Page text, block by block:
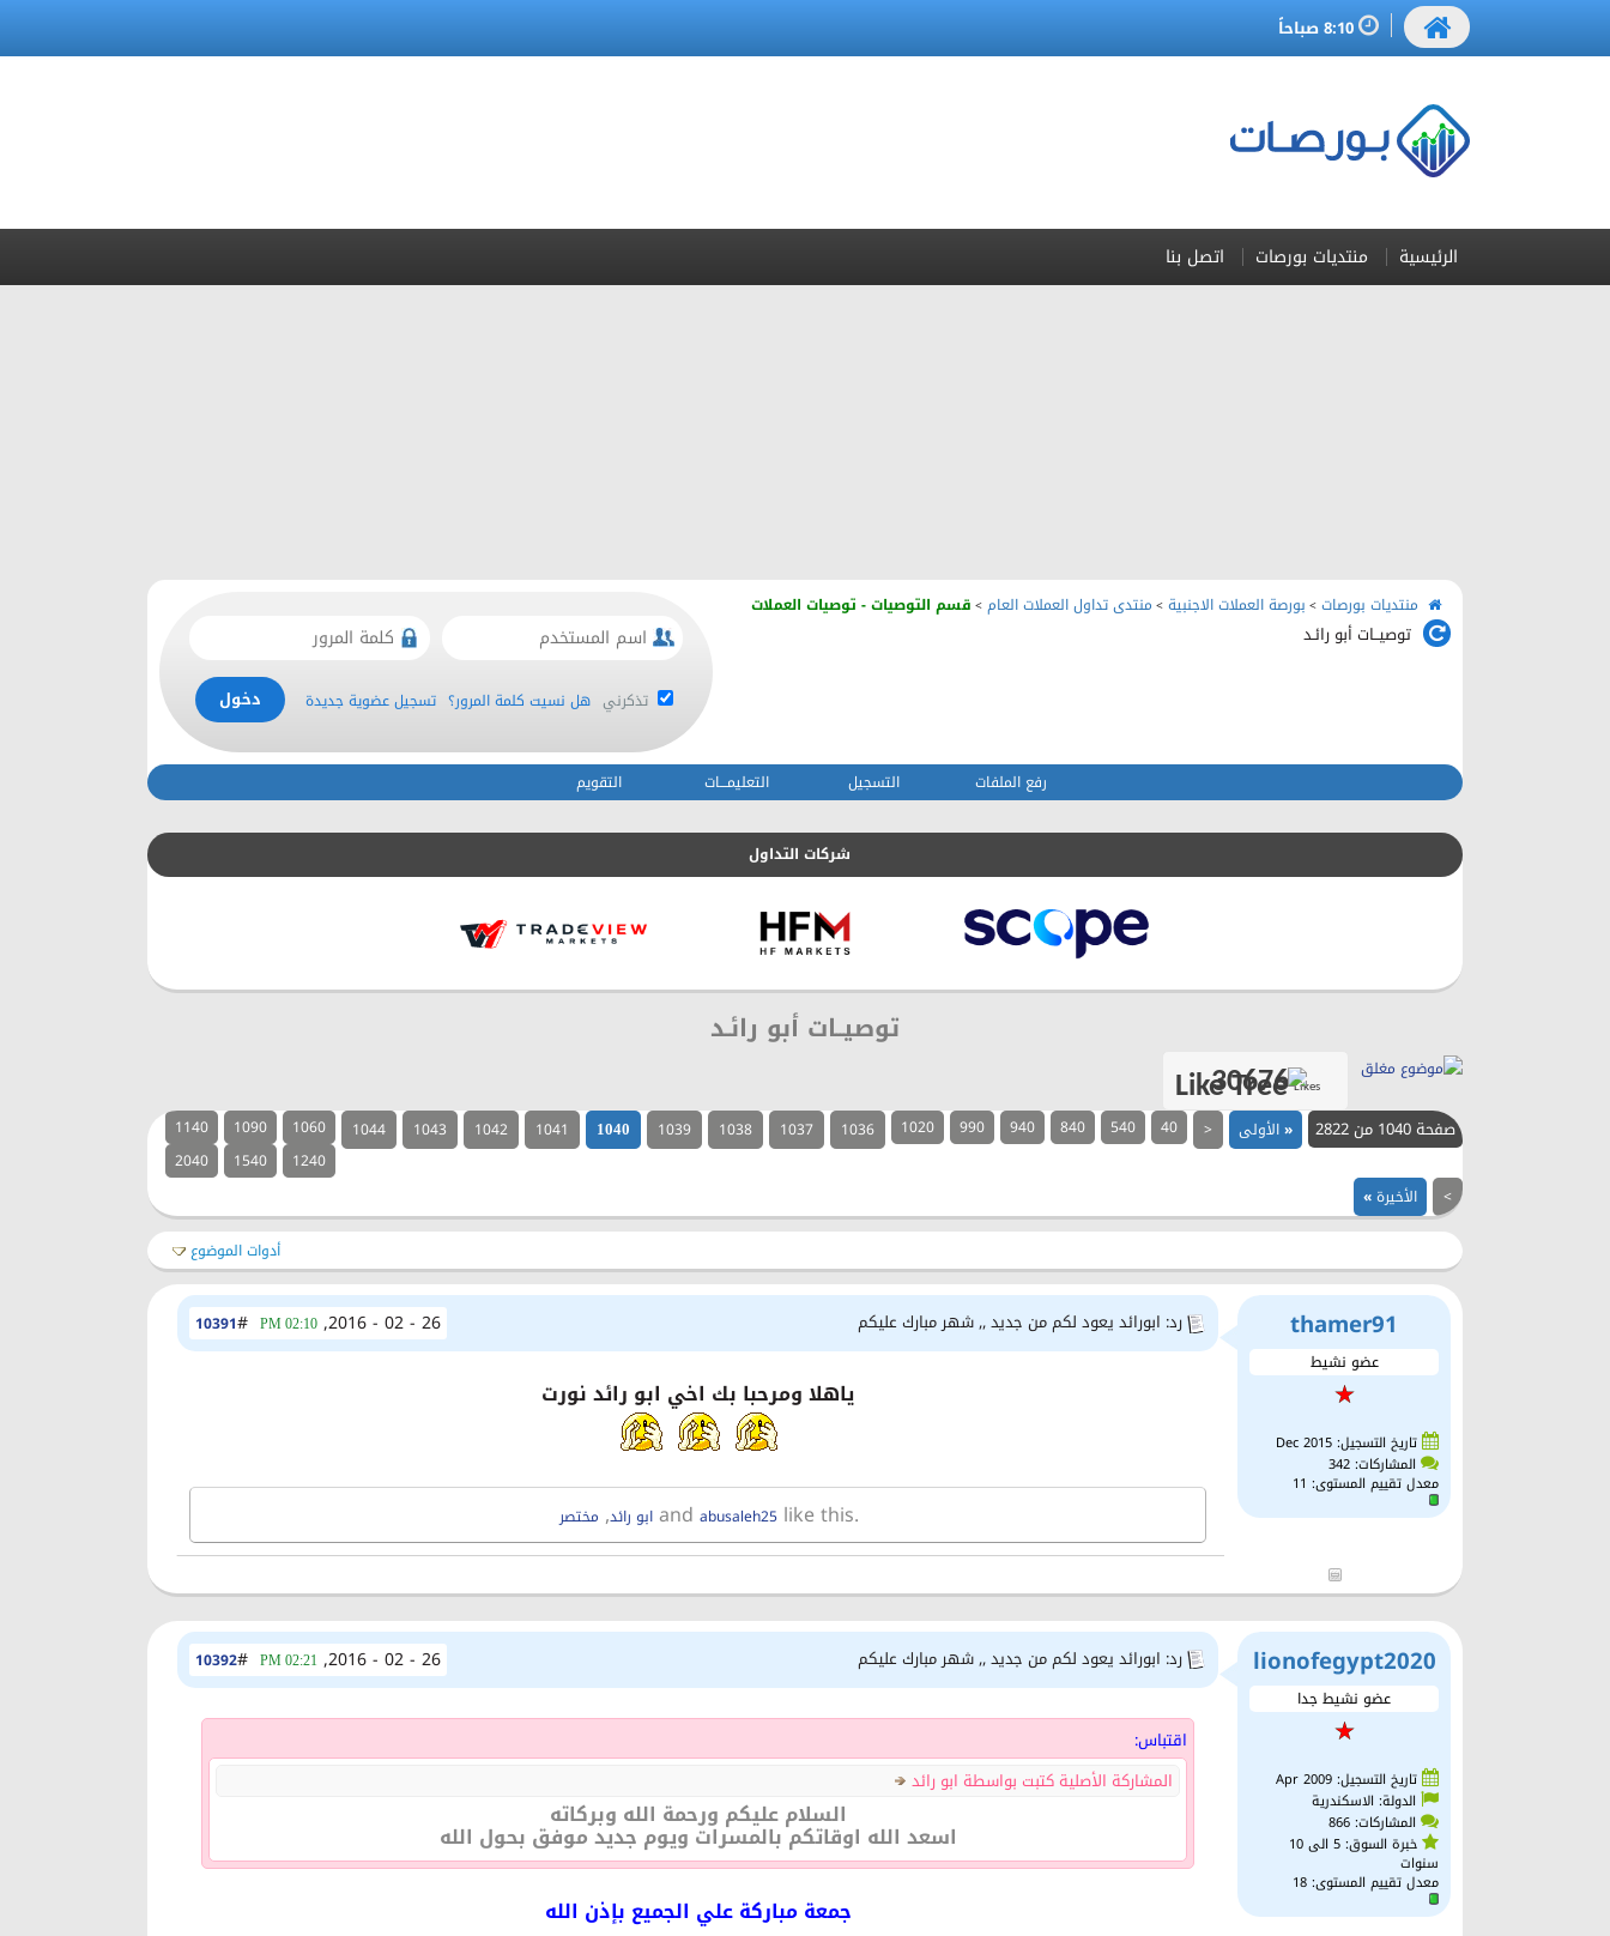
الرئيسية منتديات بورصات اتصل بنا
منتديات بورصات > بورصة العملات الاجنبية > منتدى تداول العملات العام > قسم التوصيات - توصيات العملات
توصيــات أبو رائـد
تذكرني هل نسيت كلمة المرور؟ تسجيل عضوية جديدة
رفع الملفات التسجيل التعليمـــات التقويم
شركات التداول
توصيــات أبو رائـد
30676 Likes
صفحة 1040 من 2822 «الأولى <
40
540
840
940
990
1020
1036
1037
1038
1039
1040
1041
1042
1043
1044
1060
1090
1140
1240
1540
2040
>
الأخيرة»
أدوات الموضوع
thamer91
عضو نشيط
تاريخ التسجيل: Dec 2015
المشاركات: 342
معدل تقييم المستوى: 11
رد: ابورائد يعود لكم من جديد ,, شهر مبارك عليكم 10391# 26 - 02 - 2016,
02:10 PM
ياهلا ومرحبا بك اخي ابو رائد نورت
ابو رائد, مختصر and abusaleh25like this.
lionofegypt2020
عضو نشيط جدا
تاريخ التسجيل: Apr 2009
الدولة: الاسكندرية
المشاركات: 866
خبرة السوق: 5 الى 10
سنوات
معدل تقييم المستوى:18
رد: ابورائد يعود لكم من جديد ,, شهر مبارك عليكم 10392# 26 - 02 - 2016,
02:21 PM
اقتباس:
المشاركة الأصلية كتبت بواسطة ابو رائد
السلام عليكم ورحمة الله وبركاته
اسعد الله اوقاتكم بالمسرات ويوم جديد موفق بحول الله
جمعة مباركة علي الجميع بإذن الله